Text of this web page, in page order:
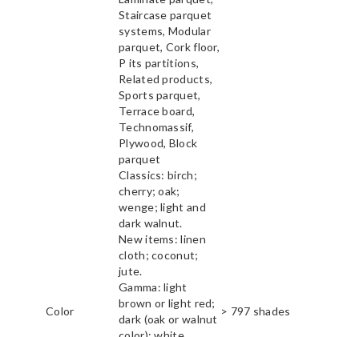
Staircase parquet
systems, Modular
parquet, Cork floor,
P its partitions,
Related products,
Sports parquet,
Terrace board,
Technomassif,
Plywood, Block
parquet
Color
Classics: birch;
cherry; oak;
wenge; light and
dark walnut.
New items: linen
cloth; coconut;
jute.
Gamma: light
brown or light red;
dark (oak or walnut
> 797 shades